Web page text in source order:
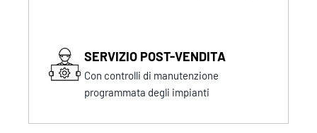
SERVIZIO POST-VENDITA
Con controlli di manutenzione
programmata degli impianti